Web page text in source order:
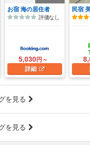
お宿 海の居住者
評価なし
5,030円～
詳細
民宿
を見る
を見る